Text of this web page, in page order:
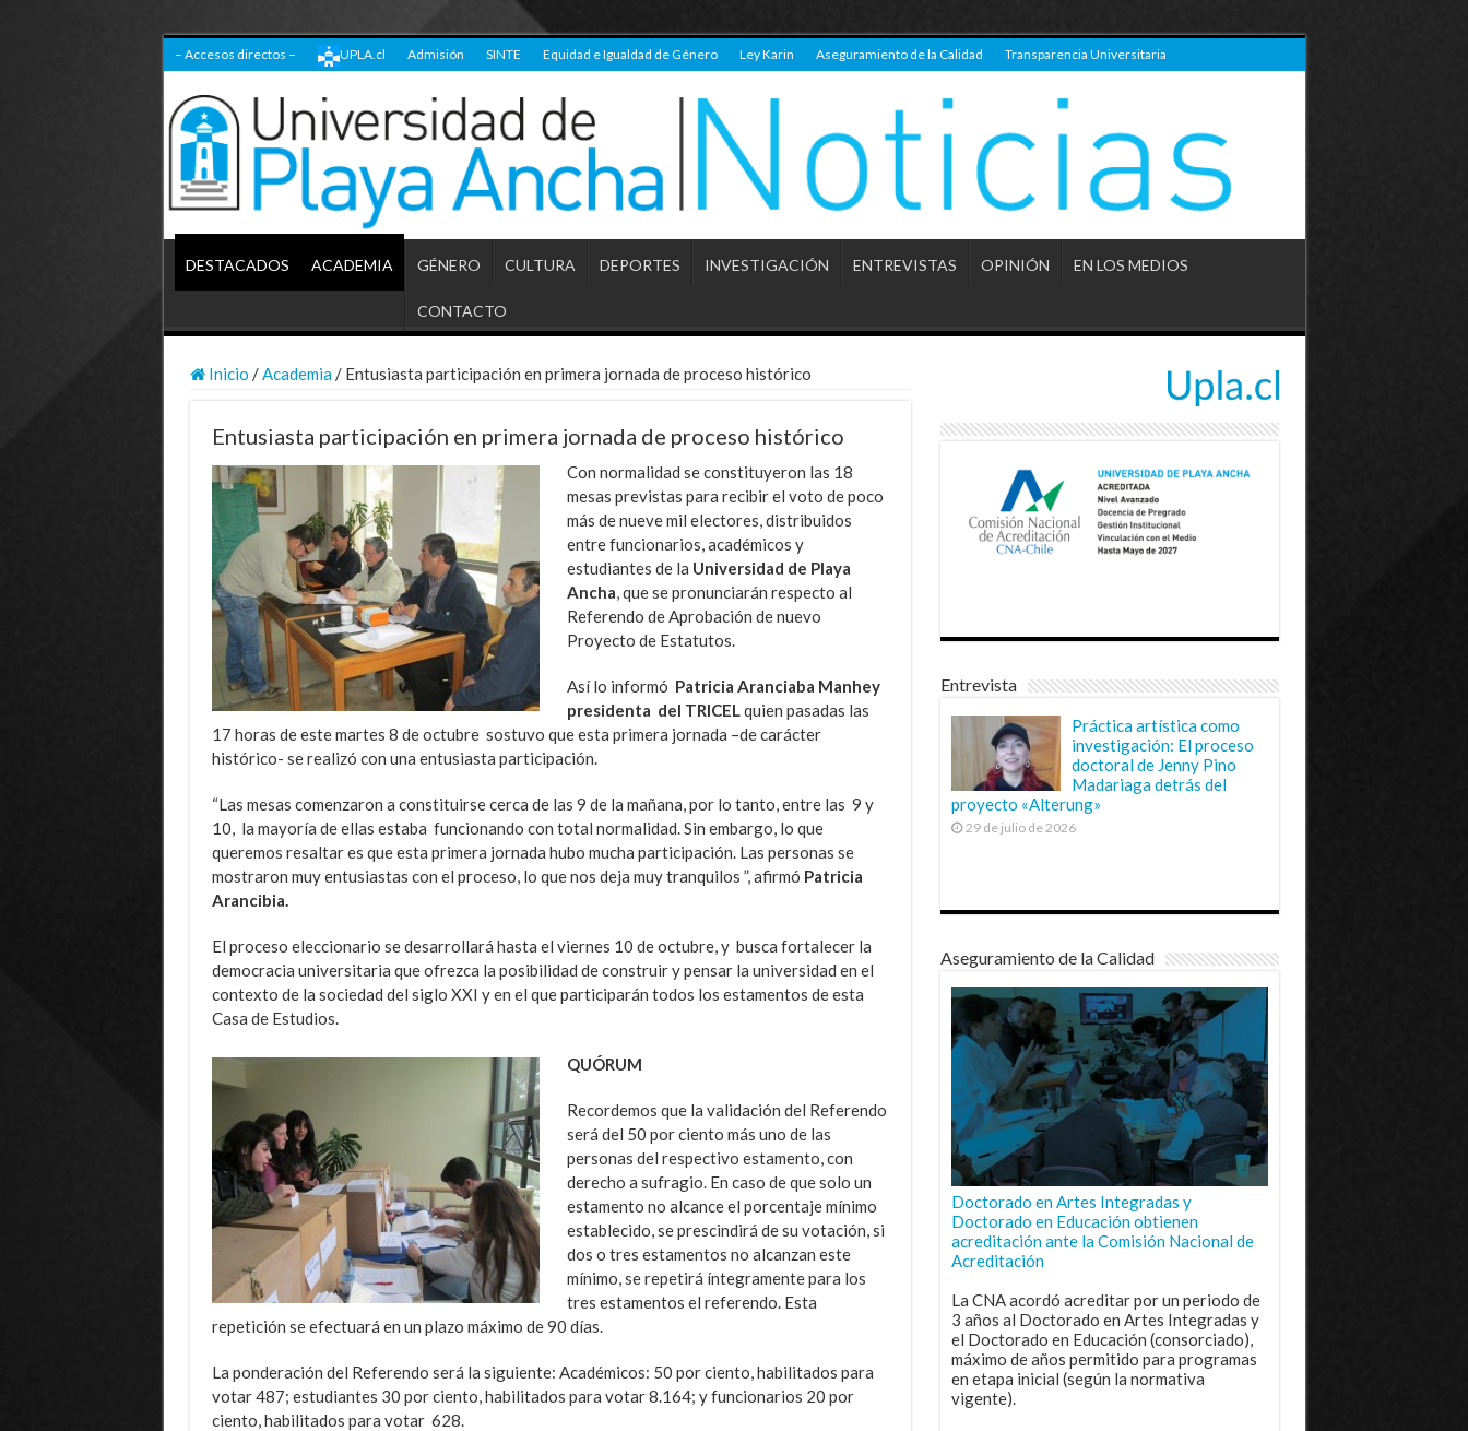
– Accesos directos – UPLA.cl Admisión SINTE Equidad e Igualdad de Género Ley Karin Aseguramiento de la Calidad Transparencia Universitaria
DESTACADOS ACADEMIA GÉNERO CULTURA DEPORTES INVESTIGACIÓN ENTREVISTAS OPINIÓN EN LOS MEDIOS
CONTACTO
Inicio / Academia / Entusiasta participación en primera jornada de proceso histórico
Entusiasta participación en primera jornada de proceso histórico
Con normalidad se constituyeron las 18
mesas previstas para recibir el voto de poco
más de nueve mil electores, distribuidos
entre funcionarios, académicos y
estudiantes de la Universidad de Playa
Ancha , que se pronunciarán respecto al
Referendo de Aprobación de nuevo
Proyecto de Estatutos.
Así lo informó Patricia Aranciaba Manhey
presidenta del TRICEL quien pasadas las
17 horas de este martes 8 de octubre sostuvo que esta primera jornada –de carácter
histórico- se realizó con una entusiasta participación.
“Las mesas comenzaron a constituirse cerca de las 9 de la mañana, por lo tanto, entre las 9 y
10, la mayoría de ellas estaba funcionando con total normalidad. Sin embargo, lo que
queremos resaltar es que esta primera jornada hubo mucha participación. Las personas se
mostraron muy entusiastas con el proceso, lo que nos deja muy tranquilos ”, afirmó Patricia
Arancibia.
El proceso eleccionario se desarrollará hasta el viernes 10 de octubre, y busca fortalecer la
democracia universitaria que ofrezca la posibilidad de construir y pensar la universidad en el
contexto de la sociedad del siglo XXI y en el que participarán todos los estamentos de esta
Casa de Estudios.
QUÓRUM
Recordemos que la validación del Referendo
será del 50 por ciento más uno de las
personas del respectivo estamento, con
derecho a sufragio. En caso de que solo un
estamento no alcance el porcentaje mínimo
establecido, se prescindirá de su votación, si
dos o tres estamentos no alcanzan este
mínimo, se repetirá íntegramente para los
tres estamentos el referendo. Esta
repetición se efectuará en un plazo máximo de 90 días.
La ponderación del Referendo será la siguiente: Académicos: 50 por ciento, habilitados para
votar 487; estudiantes 30 por ciento, habilitados para votar 8.164; y funcionarios 20 por
ciento, habilitados para votar 628.
Entrevista
Práctica artística como
investigación: El proceso
doctoral de Jenny Pino
Madariaga detrás del
proyecto «Alterung»
29 de julio de 2026
Aseguramiento de la Calidad
Doctorado en Artes Integradas y
Doctorado en Educación obtienen
acreditación ante la Comisión Nacional de
Acreditación
La CNA acordó acreditar por un periodo de
3 años al Doctorado en Artes Integradas y
el Doctorado en Educación (consorciado),
máximo de años permitido para programas
en etapa inicial (según la normativa
vigente).